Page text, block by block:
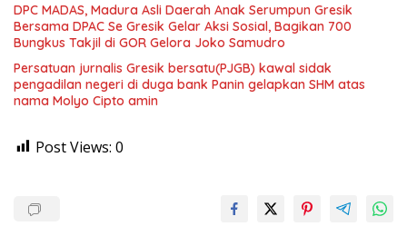
DPC MADAS, Madura Asli Daerah Anak Serumpun Gresik
Bersama DPAC Se Gresik Gelar Aksi Sosial, Bagikan 700
Bungkus Takjil di GOR Gelora Joko Samudro
Persatuan jurnalis Gresik bersatu(PJGB) kawal sidak
pengadilan negeri di duga bank Panin gelapkan SHM atas
nama Molyo Cipto amin
Post Views: 0